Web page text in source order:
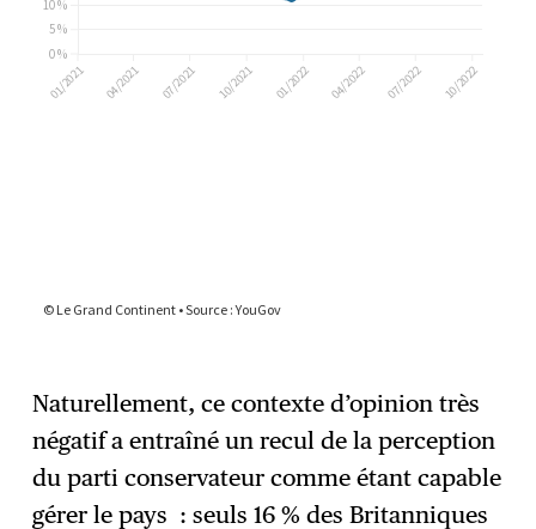
Naturellement, ce contexte d’opinion très
négatif a entraîné un recul de la perception
du parti conservateur comme étant capable
gérer le pays : seuls 16 % des Britanniques